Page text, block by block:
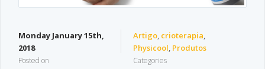
Monday January 15th,
2018
Posted on
Artigo, crioterapia,
Physicool, Produtos
Categories